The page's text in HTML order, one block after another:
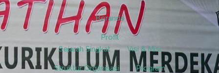
Beranda
Profil
Sejarah Singkat
Visi & Misi
Struktur Organisasi Program